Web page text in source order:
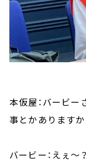
本仮屋：バービ
事とかありますか
バービー：えぇ～